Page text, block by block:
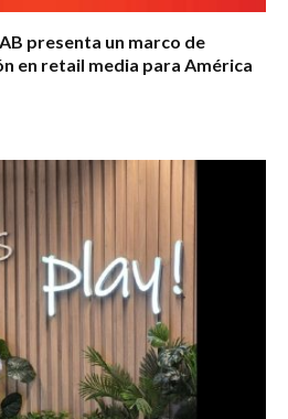
presenta un marco de
en retail media para América